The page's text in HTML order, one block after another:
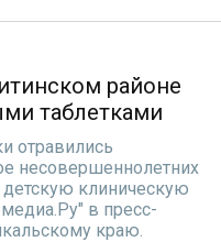
районе
таблетками
отравились
несовершеннолетних
клиническую
в пресс-
краю.